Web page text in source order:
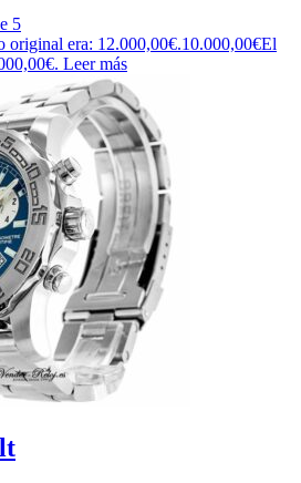
5
original era: 12.000,00€.10.000,00€El
Leer más